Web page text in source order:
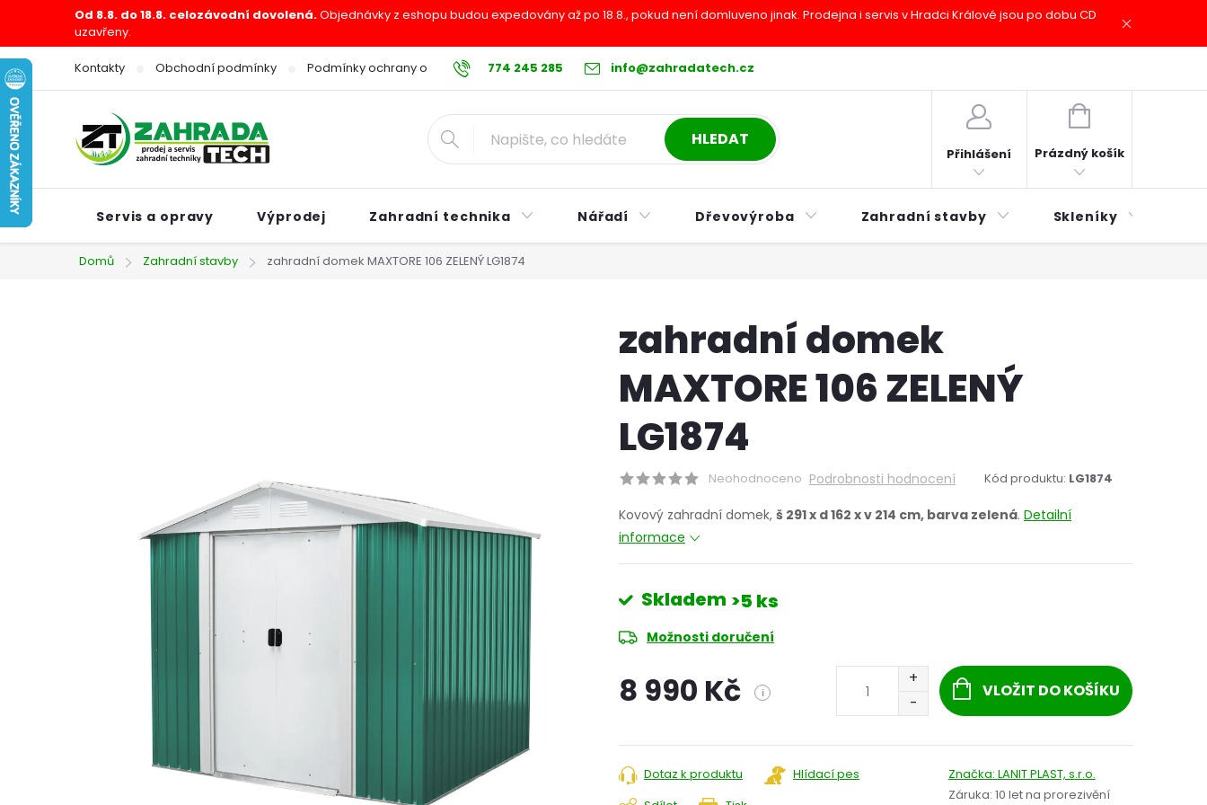
obsah
Od 8.8. do 18.8. celozávodní dovolená.Objednávky z eshopu budou expedovány až po 18.8., pokud není domluveno jinak. Prodejna i servis v Hradci Králové jsou po dobu CD
uzavřeny.
774 245 285 info@zahradatech.cz
Kontakty Obchodní podmínky Podmínky ochrany osobních údajů Reklamační řád Postup při nákupu na splátky ESSOX
HLEDAT
Přihlášení
NÁKUPNÍ
Prázdný košík
Servis a opravy Výprodej Zahradní technika Nářadí Dřevovýroba Zahradní stavby Skleníky
Domů Zahradní stavby zahradní domek MAXTORE 106 ZELENÝ LG1874
zahradní domek
MAXTORE 106 ZELENÝ
LG1874
Neohodnoceno Podrobnosti hodnocení Kód produktu: LG1874
Kovový zahradní domek, š 291 x d 162 x v 214 cm, barva zelená. Detailní
informace
Skladem >5 ks
Možnosti doručení
8 990 Kč i VLOŽIT DO KOŠÍKU
Dotaz k produktu
Hlídací pes
Značka: LANIT PLAST, s.r.o.
Záruka: 10 let na prorezivění